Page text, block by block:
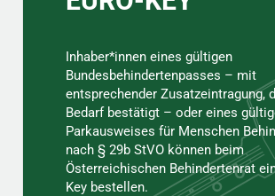
Inhaber*innen eines gültigen
Bundesbehindertenpasses – mit
entsprechender Zusatzeintragung,
Bedarf bestätigt – oder eines
Parkausweises für Menschen
nach § 29b StVO können beim
Österreichischen Behindertenrat
Key bestellen.